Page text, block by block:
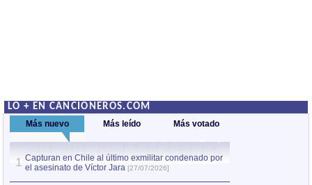
LO + EN CANCIONEROS.COM
Más nuevo Más leído Más votado
1 Capturan en Chile al último exmilitar condenado por
el asesinato de Víctor Jara [27/07/2026]